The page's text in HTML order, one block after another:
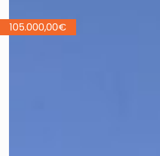
105.000,00€